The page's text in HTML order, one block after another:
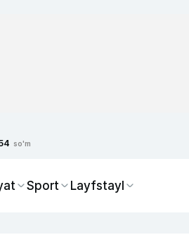
so'm
Sport Layfstayl